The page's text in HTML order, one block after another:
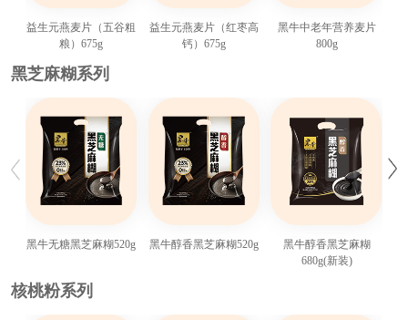
益生元燕麦片（五谷粗
粮）675g
益生元燕麦片（红枣高
钙）675g
黑牛中老年营养麦片
800g
黑芝麻糊系列
黑牛无糖黑芝麻糊520g 黑牛醇香黑芝麻糊520g
黑牛醇香黑芝麻糊
680g(新装)
核桃粉系列